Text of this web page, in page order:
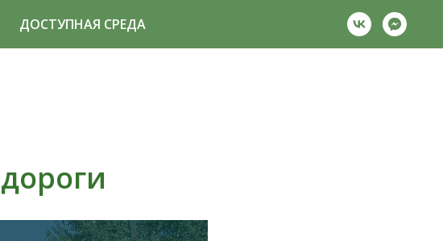
ДОСТУПНАЯ СРЕДА